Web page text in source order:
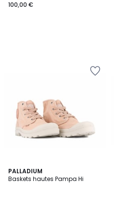
100,00 €
PALLADIUM
Baskets hautes Pampa Hi
4,5
/ 5
2
Couleurs